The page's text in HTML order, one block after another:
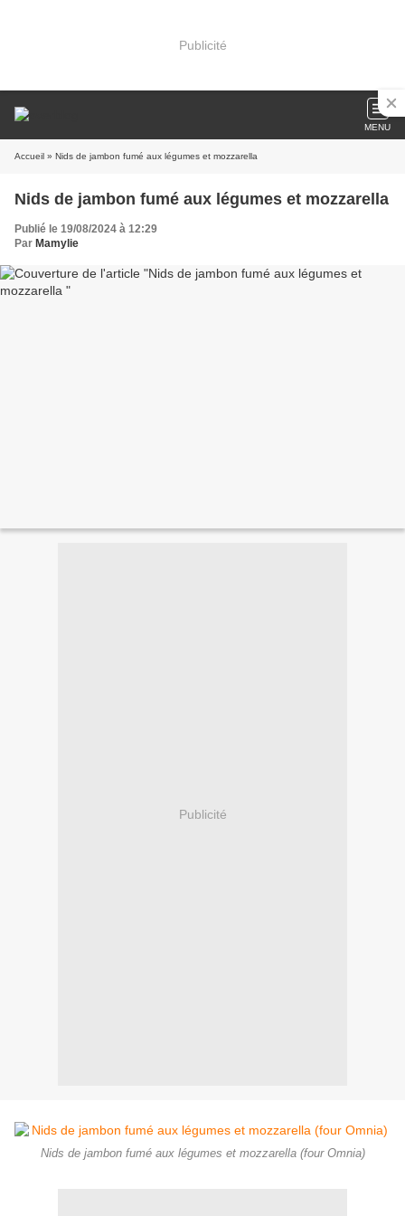
Publicité
MENU
Accueil » Nids de jambon fumé aux légumes et mozzarella
Nids de jambon fumé aux légumes et mozzarella
Publié le 19/08/2024 à 12:29
Par Mamylie
Publicité
Nids de jambon fumé aux légumes et mozzarella (four Omnia)